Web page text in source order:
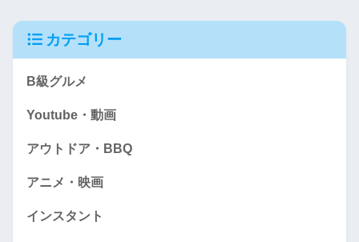
カテゴリー
B級グルメ
Youtube・動画
アウトドア・BBQ
アニメ・映画
インスタント